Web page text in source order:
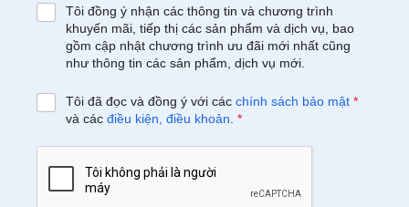
Tôi đồng ý nhận các thông tin và chương trình
khuyến mãi, tiếp thị các sản phẩm và dịch vụ, bao
gồm cập nhật chương trình ưu đãi mới nhất cũng
như thông tin các sản phẩm, dịch vụ mới.
Tôi đã đọc và đồng ý với các chính sách bảo mật *
và các điều kiện, điều khoản *